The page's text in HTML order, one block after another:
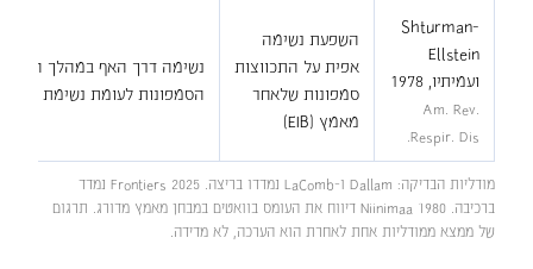
Shturman-
Ellstein
ועמיתיו, 1978
Am. Rev.
Respir. Dis.
השפעת נשימה
אפית על התכווצות
סמפונות שלאחר
מאמץ (EIB)
נשימה דרך האף במהלך
הסמפונות לעומת נשימת פה
מודליות הבדיקה: Dallam ו-LaComb נמדדו בריצה. Frontiers 2025 נמדד
ברכיבה. Niinimaa 1980 דיווח את העומס בוואטים במבחן מאמץ מדורג. תרגום
של ממצא ממודליות אחת לאחרת הוא הערכה, לא מדידה.